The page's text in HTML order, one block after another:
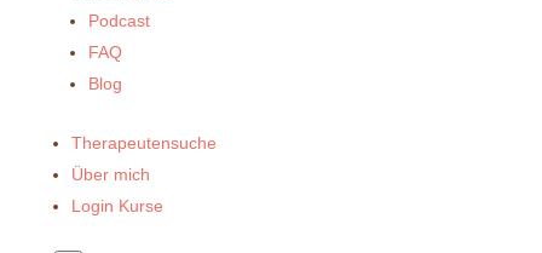
Podcast
FAQ
Blog
Therapeutensuche
Über mich
Login Kurse